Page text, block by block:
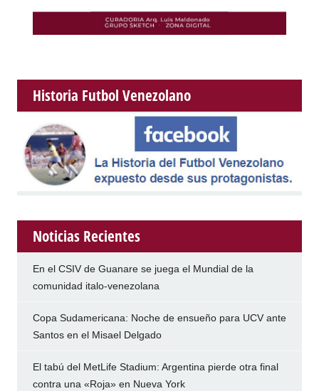
Historia Futbol Venezolano
Noticias Recientes
En el CSIV de Guanare se juega el Mundial de la
comunidad italo-venezolana
Copa Sudamericana: Noche de ensueño para UCV ante
Santos en el Misael Delgado
El tabú del MetLife Stadium: Argentina pierde otra final
contra una «Roja» en Nueva York